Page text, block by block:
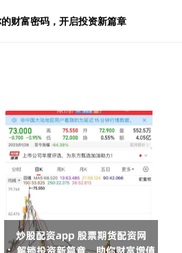
财富密码，开启投资新篇章